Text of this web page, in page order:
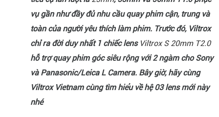
vụ gần như đầy đủ nhu cầu quay phim cận, trung và
toàn của người yêu thích làm phim. Trước đó, Viltrox
chỉ ra đời duy nhất 1 chiếc lens Viltrox S 20mm T2.0
hỗ trợ quay phim góc siêu rộng với 2 ngàm cho Sony
và Panasonic/Leica L Camera. Bây giờ, hãy cùng
Viltrox Vietnam cùng tìm hiểu về hệ 03 lens mới này
nhé